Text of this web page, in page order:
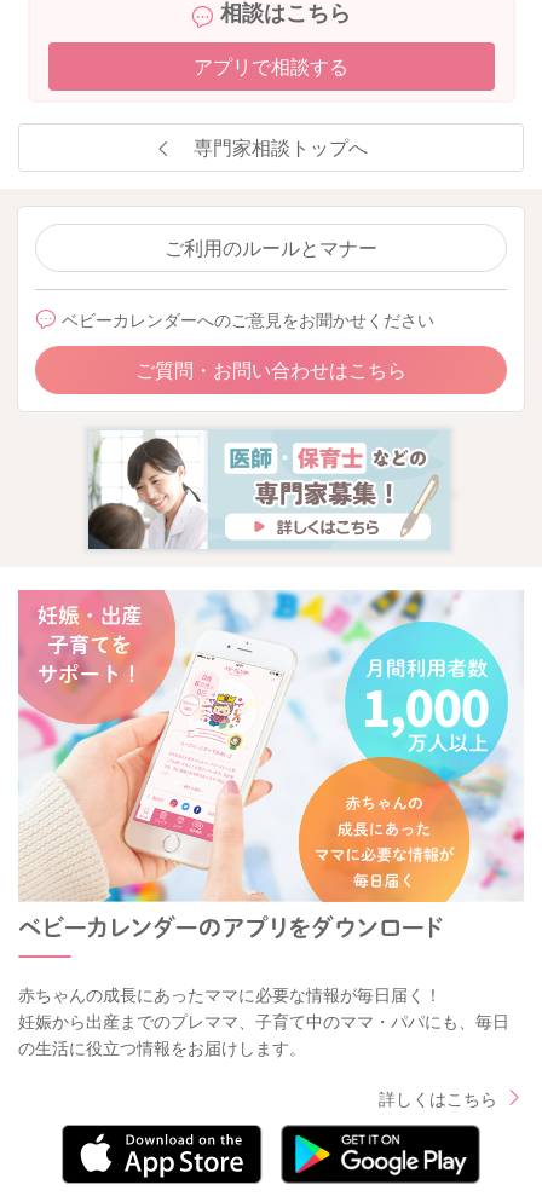
相談はこちら
アプリで相談する
専門家相談トップへ
ご利用のルールとマナー
ベビーカレンダーへのご意見をお聞かせください
ご質問・お問い合わせはこちら
赤ちゃんの成長にあったママに必要な情報が毎日届く！
妊娠から出産までのプレママ、子育て中のママ・パパにも、毎日
の生活に役立つ情報をお届けします。
詳しくはこちら